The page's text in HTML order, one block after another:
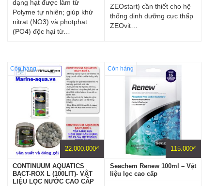
dạng hạt được làm từ
Polyme tự nhiên; giúp khử
nitrat (NO3) và photphat
(PO4) độc hại từ…
ZEOstart) cần thiết cho hệ
thống dinh dưỡng cực thấp
ZEOvit…
Còn hàng
22.000.000₫
CONTINUUM AQUATICS
BACT-ROX L (100LIT)- VẬT
LIỆU LỌC NƯỚC CAO CẤP
Còn hàng
115.000₫
Seachem Renew 100ml – Vật
liệu lọc cao cấp